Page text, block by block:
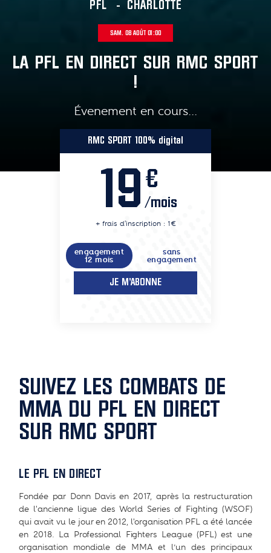
PFL - CHARLOTTE
SAM. 08 AOÛT 01:00
LA PFL EN DIRECT SUR RMC SPORT
!
Évenement en cours...
RMC SPORT 100% digital
engagement
12 mois
19 €
/mois
+ frais d'inscription : 1€
sans
engagement
JE M'ABONNE
SUIVEZ LES COMBATS DE
MMA DU PFL EN DIRECT
SUR RMC SPORT
LE PFL EN DIRECT
Fondée par Donn Davis en 2017, après la restructuration
de l'ancienne ligue des World Series of Fighting (WSOF)
qui avait vu le jour en 2012, l'organisation PFL a été lancée
en 2018. La Professional Fighters League (PFL) est une
organisation mondiale de MMA et l’un des principaux